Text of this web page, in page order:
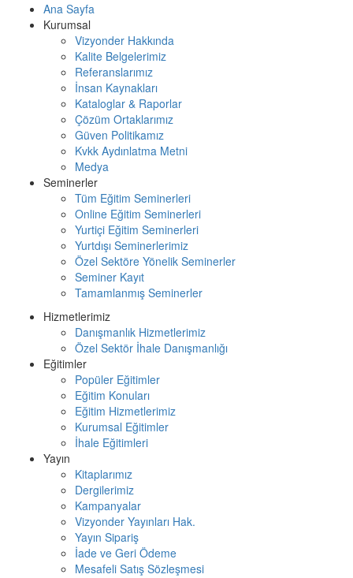
Ana Sayfa
Kurumsal
Vizyonder Hakkında
Kalite Belgelerimiz
Referanslarımız
İnsan Kaynakları
Kataloglar & Raporlar
Çözüm Ortaklarımız
Güven Politikamız
Kvkk Aydınlatma Metni
Medya
Seminerler
Tüm Eğitim Seminerleri
Online Eğitim Seminerleri
Yurtiçi Eğitim Seminerleri
Yurtdışı Seminerlerimiz
Özel Sektöre Yönelik Seminerler
Seminer Kayıt
Tamamlanmış Seminerler
Hizmetlerimiz
Danışmanlık Hizmetlerimiz
Özel Sektör İhale Danışmanlığı
Eğitimler
Popüler Eğitimler
Eğitim Konuları
Eğitim Hizmetlerimiz
Kurumsal Eğitimler
İhale Eğitimleri
Yayın
Kitaplarımız
Dergilerimiz
Kampanyalar
Vizyonder Yayınları Hak.
Yayın Sipariş
İade ve Geri Ödeme
Mesafeli Satış Sözleşmesi